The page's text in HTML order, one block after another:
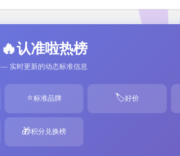
🔥认准啦热榜
— 实时更新的动态标准信息
⭐标准品牌 🏷️好价
🎁积分兑换榜